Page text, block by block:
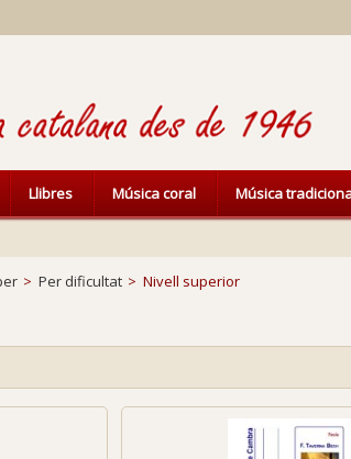
Llibres Música coral Música
> Per dificultat > Nivell superior